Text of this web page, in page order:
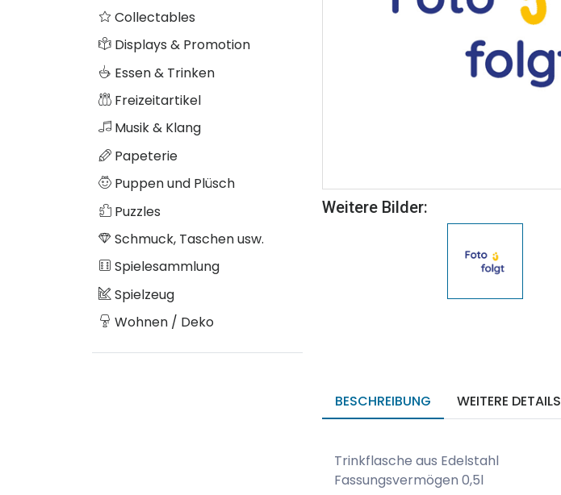
Collectables
Displays & Promotion
Essen & Trinken
Freizeitartikel
Musik & Klang
Papeterie
Puppen und Plüsch
Puzzles
Schmuck, Taschen usw.
Spielesammlung
Spielzeug
Wohnen / Deko
Weitere Bilder:
BESCHREIBUNG WEITERE DETAILS
Trinkflasche aus Edelstahl
Fassungsvermögen 0,5l